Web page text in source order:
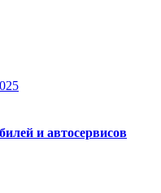
и автосервисов